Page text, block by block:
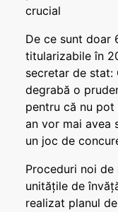
crucial
De ce sunt doar
titularizabile în
secretar de stat:
degrabă o
pentru că nu
an vor mai avea
un joc de
Proceduri noi
unitățile de
realizat planul